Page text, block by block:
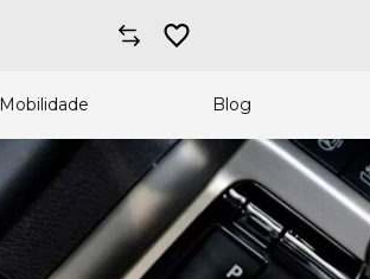
Mobilidade Blog